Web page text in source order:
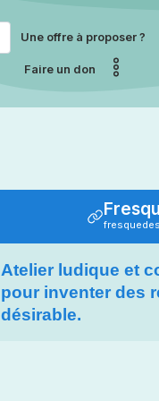
Une offre à proposer ?
Faire un don
Atelier ludique et
pour inventer des
désirable.